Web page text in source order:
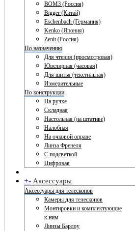
ВОМЗ (Россия)
Bigger (Китай)
Eschenbach (Германия)
Kenko (Япония)
Zenit (Россия)
По назначению
Для чтения (просмотровая)
Ювелирная (часовая)
Для шитья (текстильная)
Измерительные
По конструкции
На ручке
Складная
Настольная (на штативе)
Налобная
На очковой оправе
Линза Френеля
С подсветкой
Цифровая
+- Аксессуары
Аксессуары для телескопов
Камеры для телескопов
Монтировки и комплектующие
к ним
Линзы Барлоу